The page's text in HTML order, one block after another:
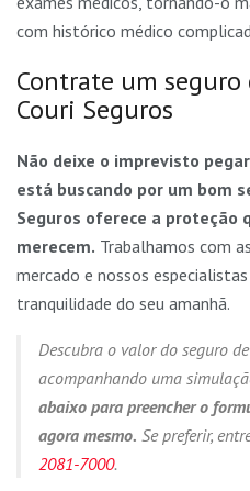
com histórico médico
Contrate um seguro
Couri Seguros
Não deixe o imprevisto
está buscando por um bom
Seguros oferece a proteção
merecem. Trabalhamos com
mercado e nossos
tranquilidade do seu amanhã.
Descubra o valor do seguro
acompanhando uma
abaixo para preencher o
agora mesmo. Se preferir,
2081-7000.